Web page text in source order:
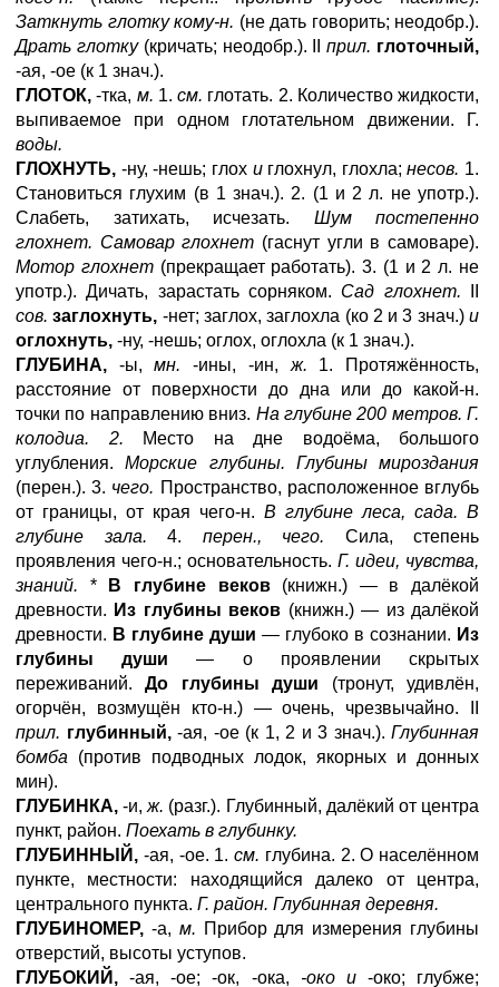
Заткнуть глотку кому-н. (не дать говорить; неодобр.).
Драть глотку(кричать; неодобр.). IIприл. глоточный,
-ая, -ое (к 1 знач.).
ГЛОТОК, -тка, м. 1. см. глотать. 2. Количество жидкости,
выпиваемое при одном глотательном движении. Г.
воды.
ГЛОХНУТЬ, -ну, -нешь; глох иглохнул, глохла;несов. 1.
Становиться глухим (в 1 знач.). 2. (1 и 2 л. не употр.).
Слабеть, затихать, исчезать. Шум постепенно
глохнет. Самовар глохнет (гаснут угли в самоваре).
Мотор глохнет(прекращает работать). 3. (1 и 2 л. не
употр.). Дичать, зарастать сорняком. Сад глохнет.
сов. заглохнуть, -нет; заглох, заглохла (ко 2 и 3 знач.)и
оглохнуть, -ну, -нешь; оглох, оглохла (к 1 знач.).
ГЛУБИНА, -ы,мн. -ины, -ин, ж. 1. Протяжённость,
расстояние от поверхности до дна или до какой-н.
точки по направлению вниз. На глубине 200 метров. Г.
колодиа. 2.
Место на дне водоёма, большого
углубления.Морские глубины. Глубины мироздания
(перен.). 3. чего. Пространство, расположенное вглубь
от границы, от края чего-н. В глубине леса, сада. В
глубине зала. 4. перен., чего. Сила, степень
проявления чего-н.; основательность. Г. идеи, чувства,
знаний. *В глубине веков(книжн.) — в далёкой
древности. Из глубины веков (книжн.) — из далёкой
древности. В глубине души — глубоко в сознании. Из
глубины души — о проявлении скрытых
переживаний. До глубины души (тронут, удивлён,
огорчён, возмущён кто-н.) — очень, чрезвычайно. II
прил. глубинный,-ая, -ое (к 1, 2 и 3 знач.). Глубинная
бомба (против подводных лодок, якорных и донных
мин).
ГЛУБИНКА, -и,ж. (разг.). Глубинный, далёкий от центра
пункт, район. Поехать в глубинку.
ГЛУБИННЫЙ, -ая, -ое. 1. см. глубина. 2. О населённом
пункте, местности: находящийся далеко от центра,
центрального пункта. Г. район. Глубинная деревня.
ГЛУБИНОМЕР, -а, м. Прибор для измерения глубины
отверстий, высоты уступов.
ГЛУБОКИЙ, -ая, -ое; -ок, -ока, -око и-око; глубже;